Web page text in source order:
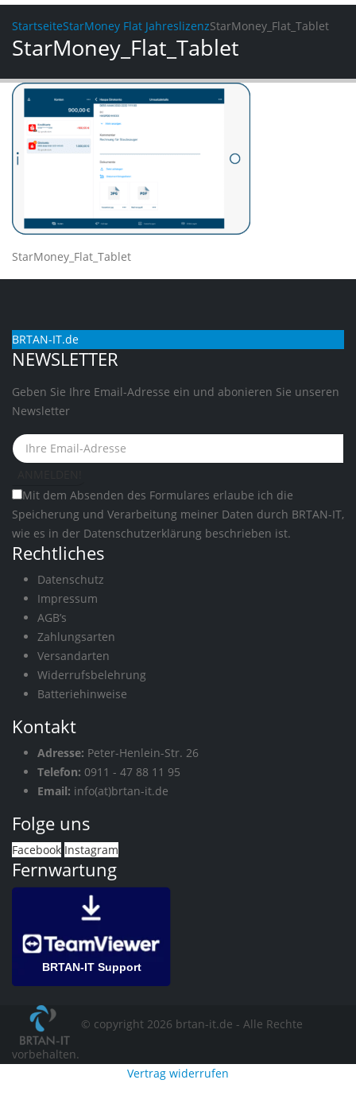
StartseiteStarMoney Flat JahreslizenzStarMoney_Flat_Tablet
StarMoney_Flat_Tablet
StarMoney_Flat_Tablet
BRTAN-IT.de
NEWSLETTER
Geben Sie Ihre Email-Adresse ein und abonieren Sie unseren
Newsletter
Mit dem Absenden des Formulares erlaube ich die
Speicherung und Verarbeitung meiner Daten durch BRTAN-IT,
wie es in der Datenschutzerklärung beschrieben ist.
Rechtliches
Datenschutz
Impressum
AGB’s
Zahlungsarten
Versandarten
Widerrufsbelehrung
Batteriehinweise
Kontakt
Adresse: Peter-Henlein-Str. 26
Telefon: 0911 - 47 88 11 95
Email: info(at)brtan-it.de
Folge uns
Facebook Instagram
Fernwartung
BRTAN-IT Support
© copyright 2026 brtan-it.de - Alle Rechte
vorbehalten.
Vertrag widerrufen